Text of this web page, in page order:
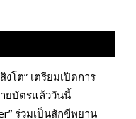
งโต” เตรียมเปิดการ
ยบัตรแล้ววันนี้
ร่วมเป็นสักขีพยาน